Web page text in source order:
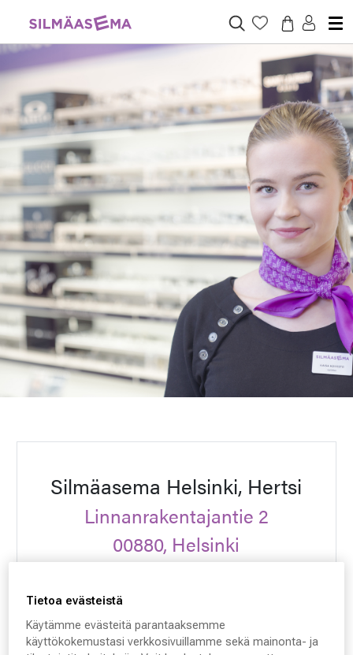
Silmäasema Helsinki, Hertsi
Linnanrakentajantie 2
00880, Helsinki
VARAA AIKA
Tietoa evästeistä
Käytämme evästeitä parantaaksemme
käyttökokemustasi verkkosivuillamme sekä mainonta- ja